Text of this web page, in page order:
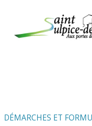
DÉMARCHES ET